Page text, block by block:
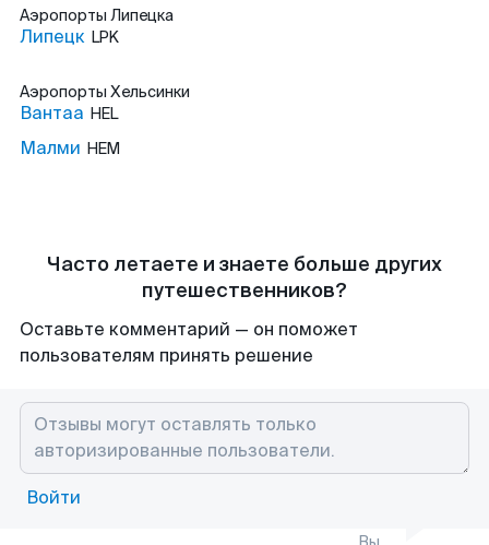
Аэропорты Липецка
Липецк LPK
Аэропорты Хельсинки
Вантаа HEL
Малми HEM
Часто летаете и знаете больше других
путешественников?
Оставьте комментарий — он поможет
пользователям принять решение
Войти